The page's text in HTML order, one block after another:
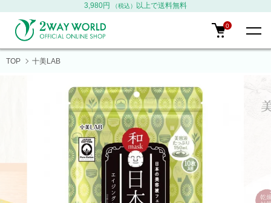
3,980円 （税込） 以上で送料無料
0
TOP 十美LAB